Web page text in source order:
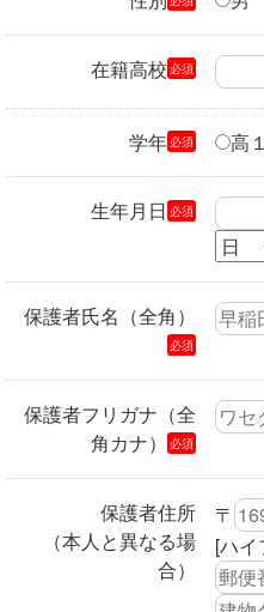
在籍高校必須
学年必須 高
生年月日必須
保護者氏名（全角）
必須
保護者フリガナ（全
角カナ）必須
保護者住所
（本人と異なる場
合）
〒
[ハイ